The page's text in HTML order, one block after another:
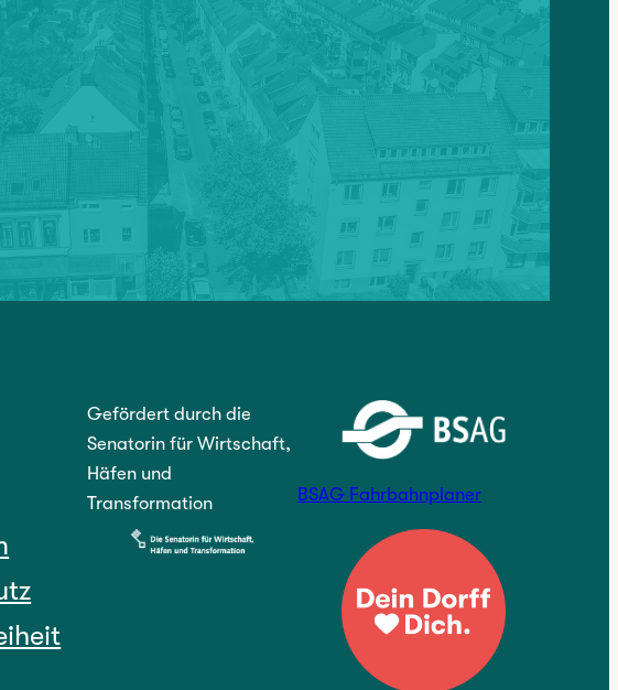
Gefördert durch die
Senatorin für Wirtschaft,
Häfen und
Transformation
BSAG Fahrbahnplaner